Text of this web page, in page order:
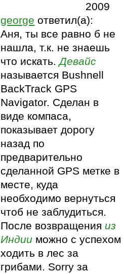
2009
george ответил(а):
Аня, ты все равно б не
нашла, т.к. не знаешь
что искать.Девайс
называется Bushnell
BackTrack GPS
Navigator. Сделан в
виде компаса,
показывает дорогу
назад по
предварительно
сделанной GPS метке в
месте, куда
необходимо вернуться
чтоб не заблудиться.
После возвращения из
Индии можно с успехом
ходить в лес за
грибами. Sorry за